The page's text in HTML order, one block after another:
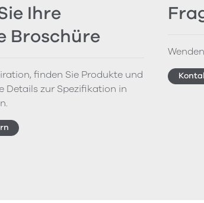
Ihre
Broschüre
finden Sie Produkte und
Details zur Spezifikation in